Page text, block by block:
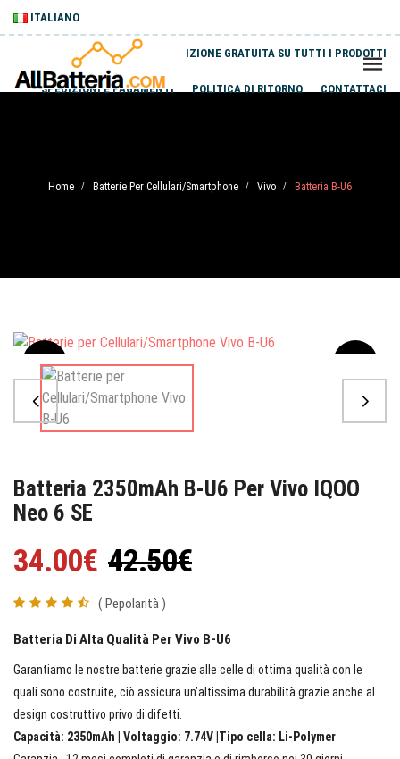
ITALIANO
SPEDIZIONE GRATUITA SU TUTTI I PRODOTTI
SPEDIZIONI E PAGAMENTI POLITICA DI RITORNO CONTATTACI
Home / Batterie Per Cellulari/Smartphone / Vivo / Batteria B-U6
Sale
Batteria 2350mAh B-U6 Per Vivo IQOO
Neo 6 SE
34.00€ 42.50€
( Pepolarità )
Batteria Di Alta Qualità Per Vivo B-U6
Garantiamo le nostre batterie grazie alle celle di ottima qualità con le
quali sono costruite, ciò assicura un’altissima durabilità grazie anche al
design costruttivo privo di difetti.
Capacità: 2350mAh | Voltaggio: 7.74V |Tipo cella: Li-Polymer